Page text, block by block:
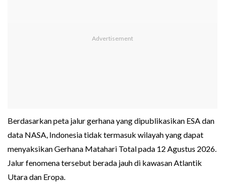
Berdasarkan peta jalur gerhana yang dipublikasikan ESA dan
data NASA, Indonesia tidak termasuk wilayah yang dapat
menyaksikan Gerhana Matahari Total pada 12 Agustus 2026.
Jalur fenomena tersebut berada jauh di kawasan Atlantik
Utara dan Eropa.